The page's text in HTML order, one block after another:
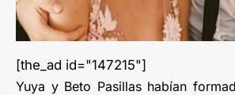
[the_ad id="147215"]
Yuya y Beto Pasillas habían